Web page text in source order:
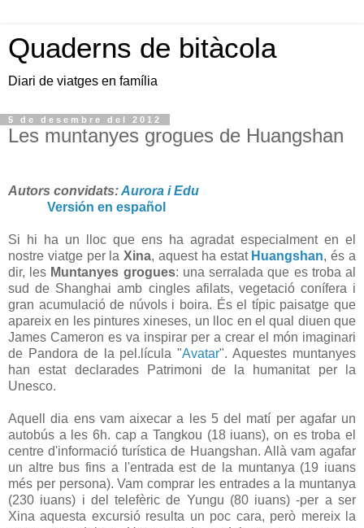
Quaderns de bitàcola
Diari de viatges en família
5 de desembre del 2012
Les muntanyes grogues de Huangshan
Autors convidats:Aurora i Edu
Versión en español
Si hi ha un lloc que ens ha agradat especialment en el
nostre viatge per laXina, aquest ha estat Huangshan, és a
dir, les Muntanyes grogues: una serralada que es troba al
sud de Shanghai amb cingles afilats, vegetació conífera i
gran acumulació de núvols i boira. És el típic paisatge que
apareix en les pintures xineses, un lloc en el qual diuen que
James Cameron es va inspirar per a crear el món imaginari
de Pandora de la pel.lícula "Avatar". Aquestes muntanyes
han estat declarades Patrimoni de la humanitat per la
Unesco.
Aquell dia ens vam aixecar a les 5 del matí per agafar un
autobús a les 6h. cap a Tangkou (18 iuans), on es troba el
centre d'informació turística de Huangshan. Allà vam agafar
un altre bus fins a l'entrada est de la muntanya (19 iuans
més per persona). Vam comprar les entrades a la muntanya
(230 iuans) i del telefèric de Yungu (80 iuans) -per a ser
Xina aquesta excursió resulta un poc cara, però mereix la